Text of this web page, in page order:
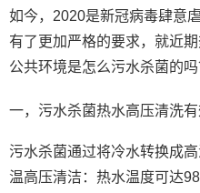
如今，2020是新冠病毒肆意
有了更加严格的要求，就近
公共环境是怎么污水杀菌的吗
一，污水杀菌热水高压清洗
污水杀菌通过将冷水转换成
温高压清洁：热水温度可达